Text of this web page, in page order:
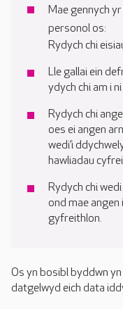
Mae gennych
personol os:
Rydych chi
Lle gallai ein
ydych chi am i
Rydych chi
oes ei angen
wedi’i
hawliadau
Rydych chi
ond mae angen
gyfreithlon.
Os yn bosibl byddwn
datgelwyd eich data